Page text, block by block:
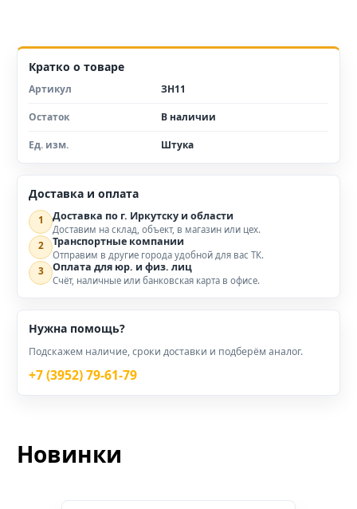
Кратко о товаре
Артикул ЗН11
Остаток В наличии
Ед. изм. Штука
Доставка и оплата
1 Доставка по г. Иркутску и области
Доставим на склад, объект, в магазин или цех.
2 Транспортные компании
Отправим в другие города удобной для вас ТК.
3 Оплата для юр. и физ. лиц
Счёт, наличные или банковская карта в офисе.
Нужна помощь?
Подскажем наличие, сроки доставки и подберём аналог.
+7 (3952) 79-61-79
Новинки